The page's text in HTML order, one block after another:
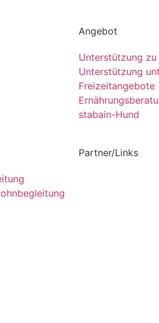
Angebot
Unterstützung zu
Unterstützung
Freizeitangebote
stabain-Hund
Partner/Links